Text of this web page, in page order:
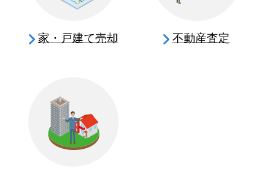
家・戸建て売却 不動産査定